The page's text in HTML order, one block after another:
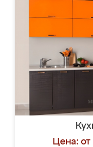
Цена: